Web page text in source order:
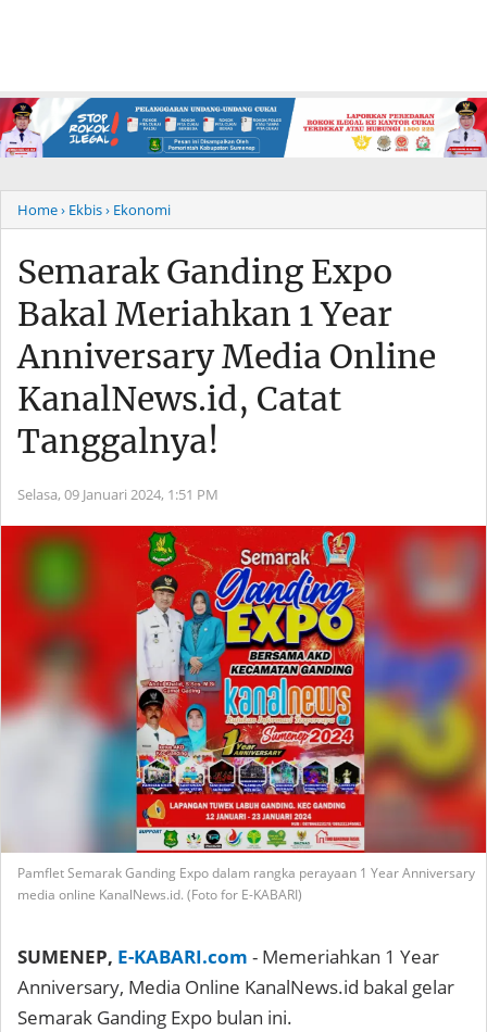
Home› Ekbis› Ekonomi
Semarak Ganding Expo
Bakal Meriahkan 1 Year
Anniversary Media Online
KanalNews.id, Catat
Tanggalnya!
Selasa, 09 Januari 2024, 1:51 PM
Pamflet Semarak Ganding Expo dalam rangka perayaan 1 Year Anniversary
media online KanalNews.id. (Foto for E-KABARI)
SUMENEP, E-KABARI.com - Memeriahkan 1 Year
Anniversary, Media Online KanalNews.id bakal gelar
Semarak Ganding Expo bulan ini.